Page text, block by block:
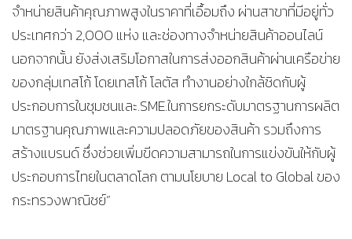
จำหน่ายสินค้าคุณภาพสูงในราคาที่เอื้อมถึง ผ่านสาขาที่มีอยู่ทั่ว
ประเทศกว่า 2,000 แห่ง และช่องทางจำหน่ายสินค้าออนไลน์
นอกจากนั้น ยังส่งเสริมโอกาสในการส่งออกสินค้าผ่านเครือข่าย
ของกลุ่มเทสโก้ โดยเทสโก้ โลตัส ทำงานอย่างใกล้ชิดกับผู้
ประกอบการในชุมชนและ.SME.ในการยกระดับมาตรฐานการผลิต
มาตรฐานคุณภาพและความปลอดภัยของสินค้า รวมถึงการ
สร้างแบรนด์ ซึ่งช่วยเพิ่มขีดความสามารถในการแข่งขันให้กับผู้
ประกอบการไทยในตลาดโลก ตามนโยบาย Local to Global ของ
กระทรวงพาณิชย์”